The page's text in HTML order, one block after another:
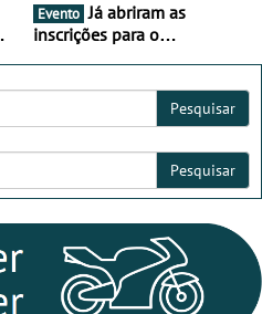
Evento Já abriram as
inscrições para o
Pesquisar
Pesquisar